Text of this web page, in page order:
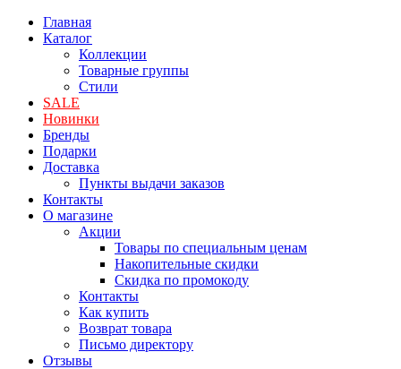
Главная
Каталог
Коллекции
Товарные группы
Стили
SALE
Новинки
Бренды
Подарки
Доставка
Пункты выдачи заказов
Контакты
О магазине
Акции
Товары по специальным ценам
Накопительные скидки
Скидка по промокоду
Контакты
Как купить
Возврат товара
Письмо директору
Отзывы